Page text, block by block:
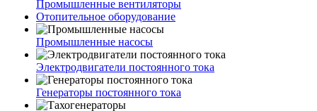
Промышленные вентиляторы
Отопительное оборудование
Промышленные насосы
Электродвигатели постоянного тока
Генераторы постоянного тока